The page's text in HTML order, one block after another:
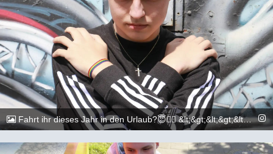
Fahrt ihr dieses Jahr in den Urlaub?😇🏳️‍🌈 &lt;&gt;&lt;&gt;&lt;&gt;&lt;&gt;&lt;&gt;&lt;&gt;&lt;&gt;&lt;&gt;&lt;&gt;&lt;&gt; 📷: @execuitive_photo &lt;&gt;&lt;&gt;&lt;&gt;&lt;&gt;&lt;&gt;&lt;&gt;&lt;&gt;&lt;&gt;&lt;&gt;&lt;&gt; #gay #lgbtq #Köln #Cologne #german #boy #marburg #gaylove #eisenach #shooting #summer #summertime #travel #sun #pride #loveislove #gayboy
@_chr2s_ 1. Juli 2022